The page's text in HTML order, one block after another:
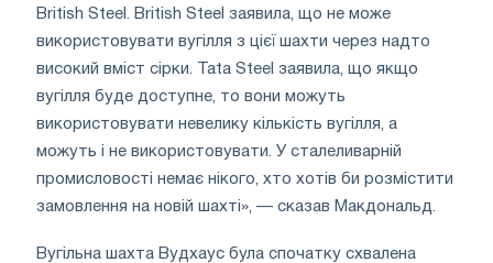
British Steel. British Steel заявила, що не може
використовувати вугілля з цієї шахти через надто
високий вміст сірки. Tata Steel заявила, що якщо
вугілля буде доступне, то вони можуть
використовувати невелику кількість вугілля, а
можуть і не використовувати. У сталеливарній
промисловості немає нікого, хто хотів би розмістити
замовлення на новій шахті», — сказав Макдональд.
Вугільна шахта Вудхаус була спочатку схвалена